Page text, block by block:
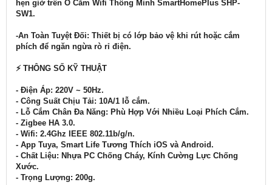
hẹn giờ trên Ổ Cắm Wifi Thông Minh SmartHomePlus SHP-
SW1.
-An Toàn Tuyệt Đối: Thiết bị có lớp bảo vệ khi rút hoặc cắm
phích để ngăn ngừa rò rỉ điện.
⚡ THÔNG SỐ KỸ THUẬT
- Điện Áp: 220V ~ 50Hz.
- Công Suất Chịu Tải: 10A/1 lỗ cắm.
- Lỗ Cắm Chân Đa Năng: Phù Hợp Với Nhiều Loại Phích Cắm.
- Zigbee HA 3.0.
- Wifi: 2.4Ghz IEEE 802.11b/g/n.
- App Tuya, Smart Life Tương Thích iOS và Android.
- Chất Liệu: Nhựa PC Chống Cháy, Kính Cường Lực Chống
Xước.
- Trọng Lượng: 200g.